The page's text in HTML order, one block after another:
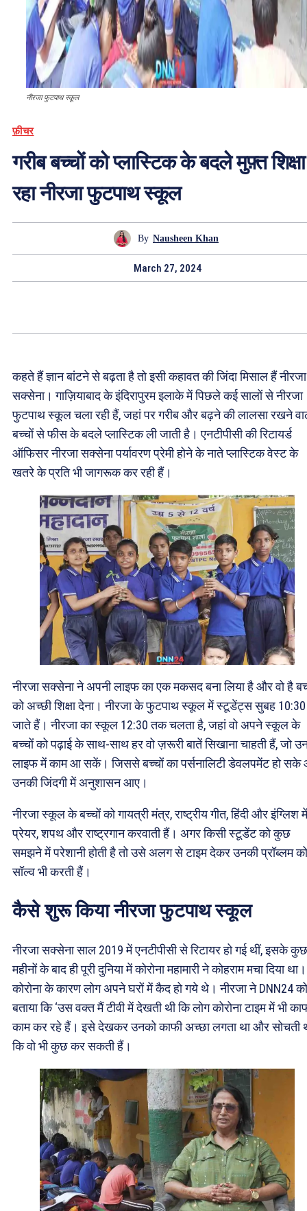
नीरजा फुटपाथ स्कूल
फ़ीचर
गरीब बच्चों को प्लास्टिक के बदले मुफ़्त
रहा नीरजा फुटपाथ स्कूल
By Nausheen Khan
March 27, 2024
कहते हैं ज्ञान बांटने से बढ़ता है तो इसी कहावत की जिंदा मिसाल हैं नीरजा
सक्सेना। गाज़ियाबाद के इंदिरापुरम इलाके में पिछले कई सालों से नीरजा
फुटपाथ स्कूल चला रही हैं, जहां पर गरीब और बढ़ने की लालसा रखने
बच्चों से फीस के बदले प्लास्टिक ली जाती है। एनटीपीसी की रिटायर्ड
ऑफिसर नीरजा सक्सेना पर्यावरण प्रेमी होने के नाते प्लास्टिक वेस्ट के
खतरे के प्रति भी जागरूक कर रही हैं।
नीरजा सक्सेना ने अपनी लाइफ का एक मकसद बना लिया है और वो है
को अच्छी शिक्षा देना। नीरजा के फुटपाथ स्कूल में स्टूडेंट्स सुबह
जाते हैं। नीरजा का स्कूल 12:30 तक चलता है, जहां वो अपने स्कूल के
बच्चों को पढ़ाई के साथ-साथ हर वो ज़रूरी बातें सिखाना चाहती हैं, जो
लाइफ में काम आ सकें। जिससे बच्चों का पर्सनालिटी डेवलपमेंट हो सके
उनकी जिंदगी में अनुशासन आए।
नीरजा स्कूल के बच्चों को गायत्री मंत्र, राष्ट्रीय गीत, हिंदी और इंग्लिश में
प्रेयर, शपथ और राष्ट्रगान करवाती हैं। अगर किसी स्टूडेंट को कुछ
समझने में परेशानी होती है तो उसे अलग से टाइम देकर उनकी प्रॉब्लम को
सॉल्व भी करती हैं।
कैसे शुरू किया नीरजा फुटपाथ स्कूल
नीरजा सक्सेना साल 2019 में एनटीपीसी से रिटायर हो गई थीं, इसके कुछ
महीनों के बाद ही पूरी दुनिया में कोरोना महामारी ने कोहराम मचा दिया था।
कोरोना के कारण लोग अपने घरों में कैद हो गये थे। नीरजा ने DNN24 को
बताया कि ‘उस वक्त मैं टीवी में देखती थी कि लोग कोरोना टाइम में भी
काम कर रहे हैं। इसे देखकर उनको काफी अच्छा लगता था और सोचती
कि वो भी कुछ कर सकती हैं।